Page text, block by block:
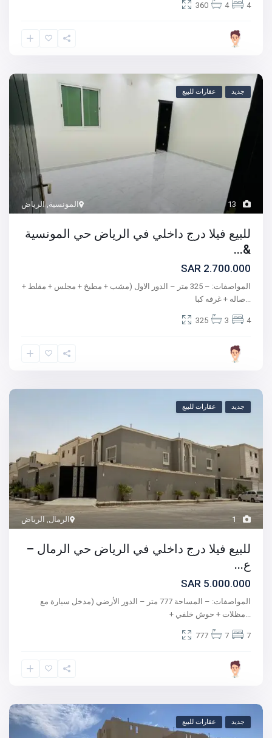
4
4
360
المونسية,الرياض
عقارات للبيع جديد
للبيع فيلا درج داخلي في الرياض حي المونسية
&...
2.700.000 SAR
المواصفات: – 325 متر – الدور الاول (مشب + مطبخ + مجلس + مقلط +
صاله + غرفه كبا...
4
3
325
الرمال, الرياض
عقارات للبيع جديد
للبيع فيلا درج داخلي في الرياض حي الرمال –
ع...
5.000.000 SAR
المواصفات: – المساحة 777 متر – الدور الأرضي (مدخل سيارة مع
مظلات + حوش خلفي +...
7
7
777
عقارات للبيع جديد